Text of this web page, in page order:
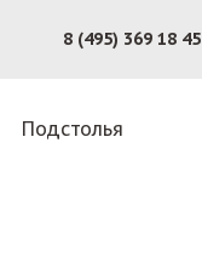
8 (495) 369 18 45
Подстолья